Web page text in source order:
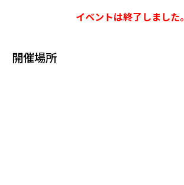
イベントは終了しました。
開催場所